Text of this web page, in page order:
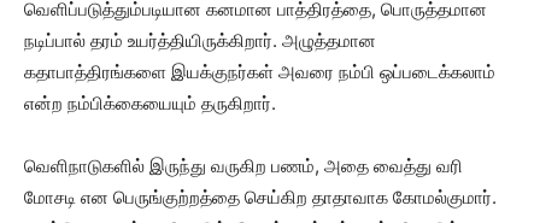
வெளிப்படுத்தும்படியான கனமான பாத்திரத்தை, பொருத்தமான
நடிப்பால் தரம் உயர்த்தியிருக்கிறார். அழுத்தமான
கதாபாத்திரங்களை இயக்குநர்கள் அவரை நம்பி ஒப்படைக்கலாம்
என்ற நம்பிக்கையையும் தருகிறார்.
வெளிநாடுகளில் இருந்து வருகிற பணம், அதை வைத்து வரி
மோசடி என பெருங்குற்றத்தை செய்கிற தாதாவாக கோமல்குமார்.